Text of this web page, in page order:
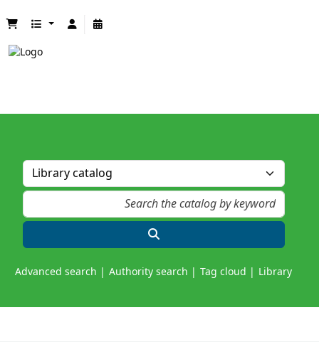
Advanced search Authority search Tag cloud Library